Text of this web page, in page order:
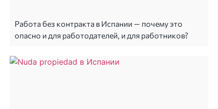
Работа без контракта в Испании — почему это
опасно и для работодателей, и для работников?